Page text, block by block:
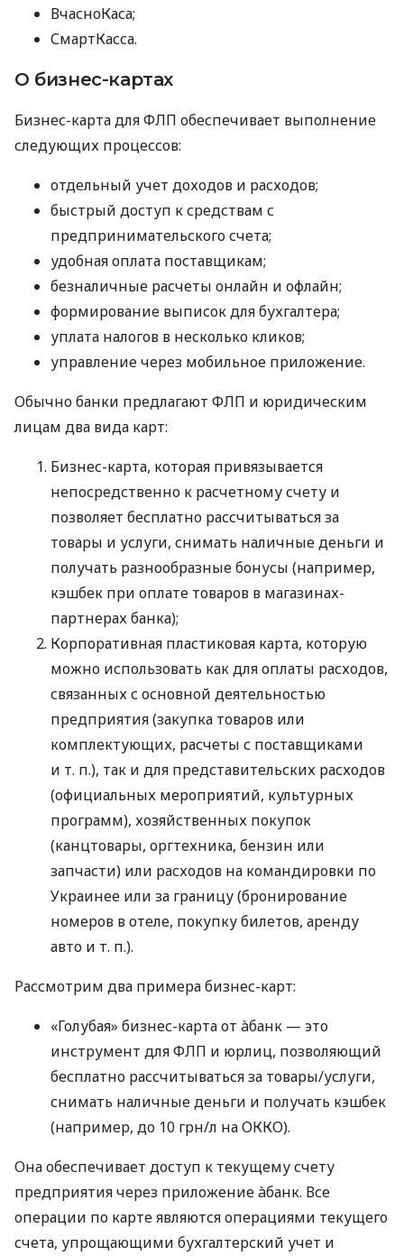
ВчасноКаса;
СмартКасса.
О бизнес-картах
Бизнес-карта для ФЛП обеспечивает выполнение
следующих процессов:
отдельный учет доходов и расходов;
быстрый доступ к средствам с
предпринимательского счета;
удобная оплата поставщикам;
безналичные расчеты онлайн и офлайн;
формирование выписок для бухгалтера;
уплата налогов в несколько кликов;
управление через мобильное приложение.
Обычно банки предлагают ФЛП и юридическим
лицам два вида карт:
Бизнес-карта, которая привязывается
непосредственно к расчетному счету и
позволяет бесплатно рассчитываться за
товары и услуги, снимать наличные деньги и
получать разнообразные бонусы (например,
кэшбек при оплате товаров в магазинах-
партнерах банка);
Корпоративная пластиковая карта, которую
можно использовать как для оплаты расходов,
связанных с основной деятельностью
предприятия (закупка товаров или
комплектующих, расчеты с поставщиками
и т. п.), так и для представительских расходов
(официальных мероприятий, культурных
программ), хозяйственных покупок
(канцтовары, оргтехника, бензин или
запчасти) или расходов на командировки по
Украинее или за границу (бронирование
номеров в отеле, покупку билетов, аренду
авто и т. п.).
Рассмотрим два примера бизнес-карт:
«Голубая» бизнес-карта от àбанк — это
инструмент для ФЛП и юрлиц, позволяющий
бесплатно рассчитываться за товары/услуги,
снимать наличные деньги и получать кэшбек
(например, до 10 грн/л на ОККО).
Она обеспечивает доступ к текущему счету
предприятия через приложение àбанк. Все
операции по карте являются операциями текущего
счета, упрощающими бухгалтерский учет и